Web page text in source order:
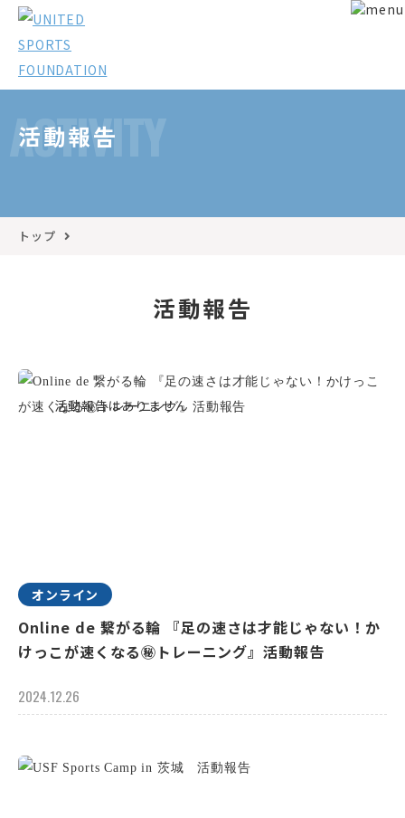
ACTIVITY
活動報告
トップ
活動報告
オンライン
Online de 繋がる輪 『足の速さは才能じゃない！か
けっこが速くなる㊙トレーニング』活動報告
2024.12.26